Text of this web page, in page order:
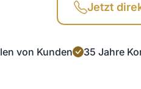
Jetzt
von Kunden 35 Jahre